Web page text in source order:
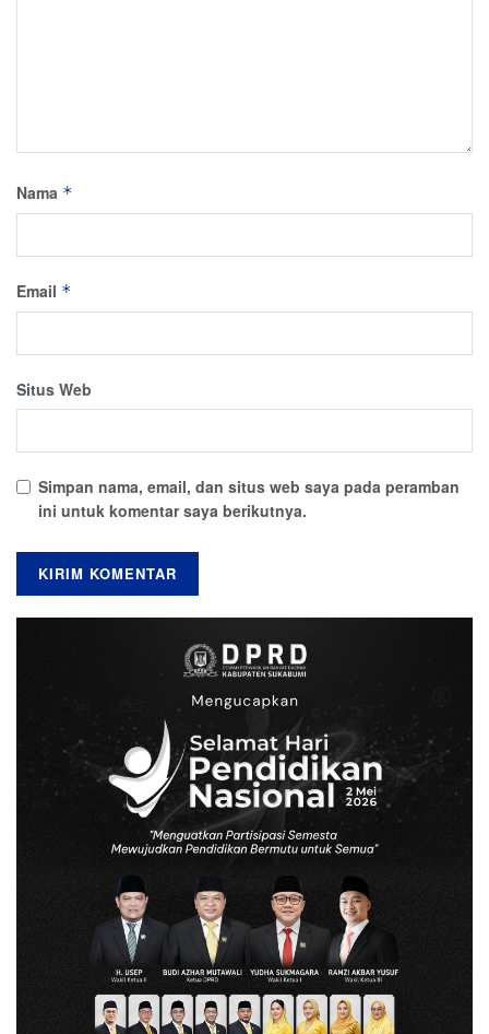
Nama *
Email *
Situs Web
Simpan nama, email, dan situs web saya pada peramban
ini untuk komentar saya berikutnya.